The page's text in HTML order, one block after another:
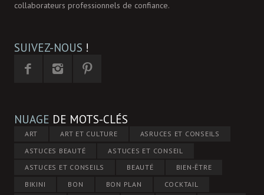
collaborateurs professionnels de confiance.
SUIVEZ-NOUS !
NUAGE DE MOTS-CLÉS
ART ART ET CULTURE
ASRUCES ET CONSEILS
ASTUCES BEAUTÉ
ASTUCES ET CONSEIL
ASTUCES ET CONSEILS
BEAUTÉ
BIEN-ÊTRE
BIKINI
BON BON PLAN
COCKTAIL